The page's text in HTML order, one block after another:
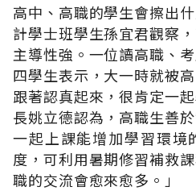
高中、高職的學生會擦出
計學士班學生孫宜君觀察
主導性強。一位讀高職、
四學生表示，大一時就被
跟著認真起來，很肯定一
長姚立德認為，高職生善
一起上課能增加學習環境
度，可利用暑期修習補救
職的交流會愈來愈多。」